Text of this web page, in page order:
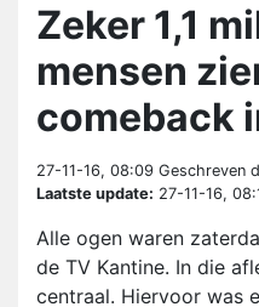
Zeker 1,1
mensen
comeback
27-11-16, 08:09 Geschreven
Laatste update: 27-11-16,
Alle ogen waren
de TV Kantine. In die
centraal. Hiervoor was